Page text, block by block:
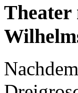
Theater